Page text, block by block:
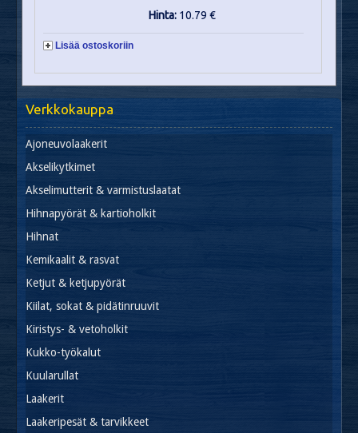
Hinta: 10.79 €
Lisää ostoskoriin
Verkkokauppa
Ajoneuvolaakerit
Akselikytkimet
Akselimutterit & varmistuslaatat
Hihnapyörät & kartioholkit
Hihnat
Kemikaalit & rasvat
Ketjut & ketjupyörät
Kiilat, sokat & pidätinruuvit
Kiristys- & vetoholkit
Kukko-työkalut
Kuularullat
Laakerit
Laakeripesät & tarvikkeet